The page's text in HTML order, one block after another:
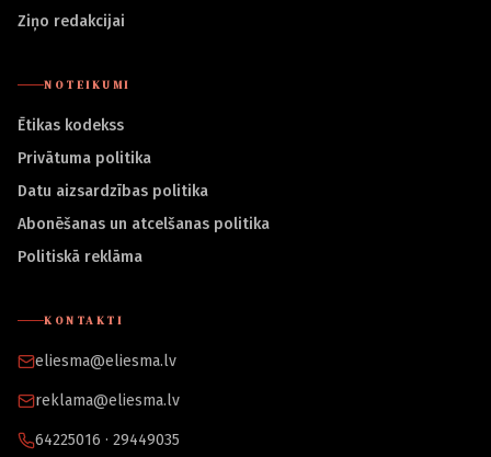
Ziņo redakcijai
NOTEIKUMI
Ētikas kodekss
Privātuma politika
Datu aizsardzības politika
Abonēšanas un atcelšanas politika
Politiskā reklāma
KONTAKTI
eliesma@eliesma.lv
reklama@eliesma.lv
64225016 · 29449035